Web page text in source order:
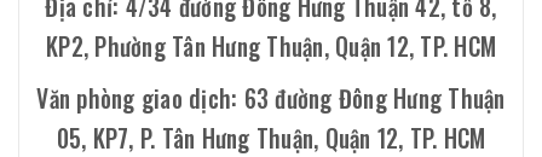
KP2, Phường Tân Hưng Thuận, Quận 12, TP. HCM
Văn phòng giao dịch: 63 đường Đông Hưng Thuận
05, KP7, P. Tân Hưng Thuận, Quận 12, TP. HCM